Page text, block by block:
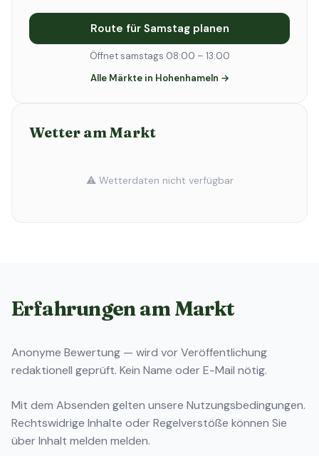
Route für Samstag planen
Öffnet samstags 08:00 – 13:00
Alle Märkte in Hohenhameln →
Wetter am Markt
⚠️ Wetterdaten nicht verfügbar
Erfahrungen am Markt
Anonyme Bewertung — wird vor Veröffentlichung
redaktionell geprüft. Kein Name oder E-Mail nötig.
Mit dem Absenden gelten unsere Nutzungsbedingungen.
Rechtswidrige Inhalte oder Regelverstöße können Sie
überInhalt melden melden.